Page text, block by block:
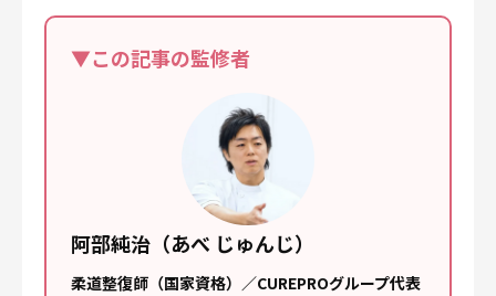
▼この記事の監修者
阿部純治（あべ じゅんじ）
柔道整復師（国家資格）／CUREPROグループ代表